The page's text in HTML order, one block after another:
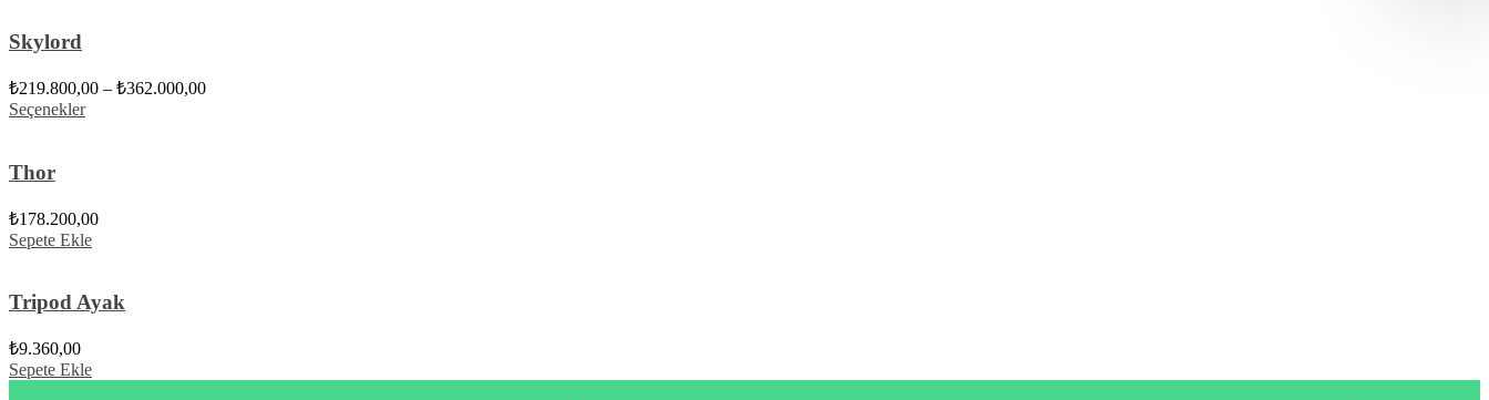
Skylord
₺219.800,00 – ₺362.000,00
Seçenekler
Thor
₺178.200,00
Sepete Ekle
Tripod Ayak
₺9.360,00
Sepete Ekle